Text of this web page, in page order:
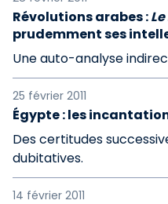
Révolutions arabes :
prudemment ses
Une auto-analyse
25 février 2011
Égypte : les
Des certitudes
dubitatives.
14 février 2011